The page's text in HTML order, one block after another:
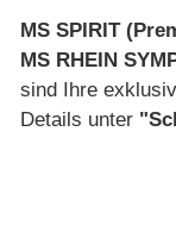
MS SPIRIT
MS RHEIN
sind Ihre
Details unter